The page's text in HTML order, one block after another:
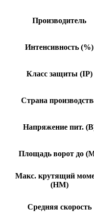
Производитель
Интенсивность (%)
Класс защиты (IP)
Страна
Напряжение пит.
Площадь ворот до
Макс. крутящий
(НМ)
Средняя скорость